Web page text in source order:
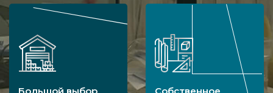
Большой выбор
Собственное